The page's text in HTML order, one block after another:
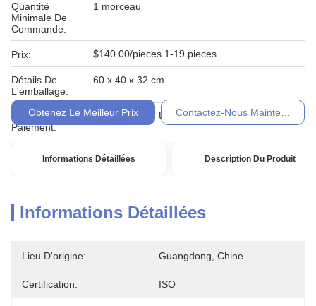
Quantité
Minimale De
Commande:
1 morceau
Prix: $140.00/pieces 1-19 pieces
Détails De
L'emballage:
60 x 40 x 32 cm
Conditions De
Paiement:
T / T, Western Union, Moneygram
Obtenez Le Meilleur Prix Contactez-Nous Maintenant
Informations Détaillées Description Du Produit
Informations Détaillées
Lieu D'origine: Guangdong, Chine
Certification: ISO